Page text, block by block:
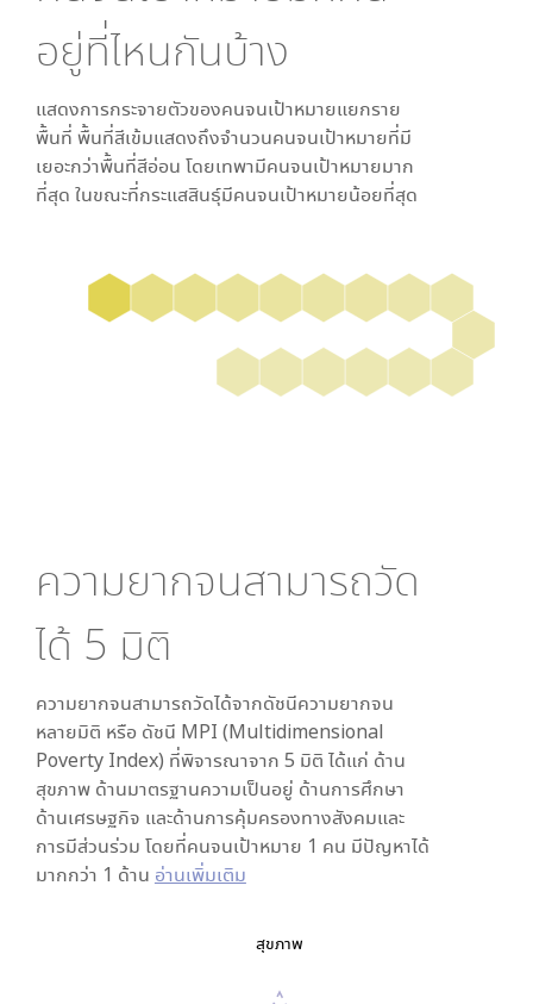
อยู่ที่ไหนกันบ้าง
แสดงการกระจายตัวของคนจนเป้าหมายแยกราย
พื้นที่ พื้นที่สีเข้มแสดงถึงจำนวนคนจนเป้าหมายที่มี
เยอะกว่าพื้นที่สีอ่อน โดยเทพามีคนจนเป้าหมายมาก
ที่สุด ในขณะที่กระแสสินธุ์มีคนจนเป้าหมายน้อยที่สุด
ความยากจนสามารถวัด
ได้ 5 มิติ
ความยากจนสามารถวัดได้จากดัชนีความยากจน
หลายมิติ หรือ ดัชนี MPI (Multidimensional
Poverty Index) ที่พิจารณาจาก 5 มิติ ได้แก่ ด้าน
สุขภาพ ด้านมาตรฐานความเป็นอยู่ ด้านการศึกษา
ด้านเศรษฐกิจ และด้านการคุ้มครองทางสังคมและ
การมีส่วนร่วม โดยที่คนจนเป้าหมาย 1 คน มีปัญหาได้
มากกว่า 1 ด้าน อ่านเพิ่มเติม
สุขภาพ